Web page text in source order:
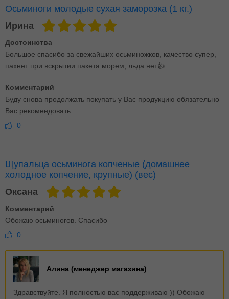
Осьминоги молодые сухая заморозка (1 кг.)
Ирина
Достоинства
Большое спасибо за свежайших осьминожков, качество супер,
пахнет при вскрытии пакета морем, льда нет👍
Комментарий
Буду снова продолжать покупать у Вас продукцию обязательно
Вас рекомендовать.
0
Щупальца осьминога копченые (домашнее
холодное копчение, крупные) (вес)
Оксана
Комментарий
Обожаю осьминогов. Спасибо
0
Алина (менеджер магазина)
Здравствуйте. Я полностью вас поддерживаю )) Обожаю